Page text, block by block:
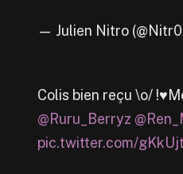
— Julien Nitro
Colis bien reçu \o/
@Ruru_Berryz
pic.twitter.com/